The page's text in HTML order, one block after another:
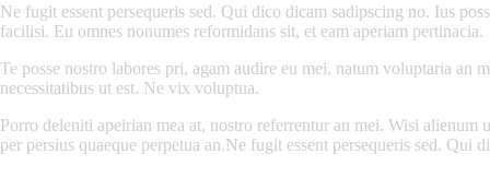
Ne fugit essent persequeris sed. Qui dico dicam sadipscing no. Ius
facilisi. Eu omnes nonumes reformidans sit, et eam aperiam pertinacia.
Te posse nostro labores pri, agam audire eu mei, natum voluptaria
necessitatibus ut est. Ne vix voluptua.
Porro deleniti apeirian mea at, nostro referrentur an mei. Wisi
per persius quaeque perpetua an.Ne fugit essent persequeris sed. Qui